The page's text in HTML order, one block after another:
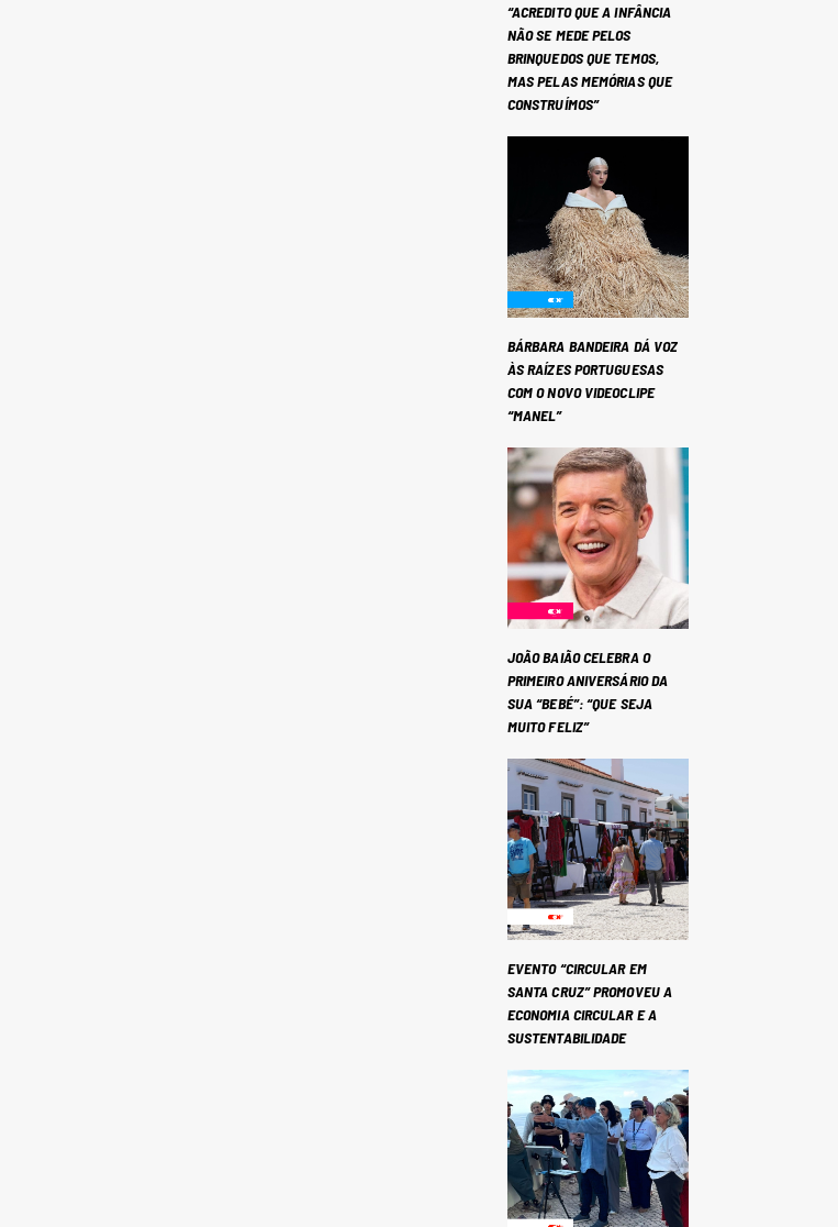
“ACREDITO QUE A INFÂNCIA
NÃO SE MEDE PELOS
BRINQUEDOS QUE TEMOS,
MAS PELAS MEMÓRIAS QUE
CONSTRUÍMOS”
BÁRBARA BANDEIRA DÁ VOZ
ÀS RAÍZES PORTUGUESAS
COM O NOVO VIDEOCLIPE
“MANEL”
JOÃO BAIÃO CELEBRA O
PRIMEIRO ANIVERSÁRIO DA
SUA “BEBÉ”: “QUE SEJA
MUITO FELIZ”
EVENTO “CIRCULAR EM
SANTA CRUZ” PROMOVEU A
ECONOMIA CIRCULAR E A
SUSTENTABILIDADE